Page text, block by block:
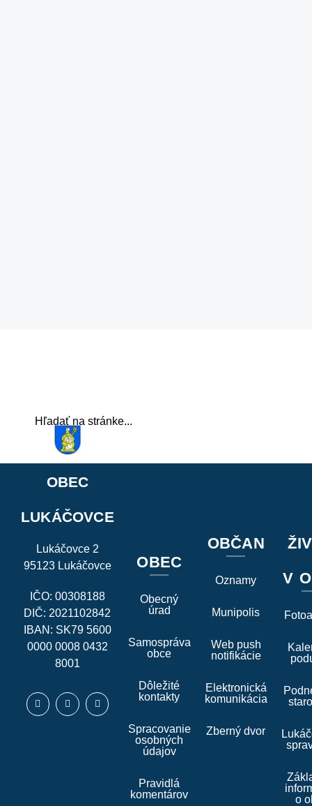
OBEC
LUKÁČOVCE
Lukáčovce 2
95123 Lukáčovce
IČO: 00308188
DIČ: 2021102842
IBAN: SK79 5600
0000 0008 0432
8001
OBEC
Obecný
úrad
Samospráva
obce
Dôležité
kontakty
Spracovanie
osobných
údajov
Pravidlá
komentárov
OBČAN
Oznamy
Munipolis
Web push
notifikácie
Elektronická
komunikácia
Zberný dvor
V
o